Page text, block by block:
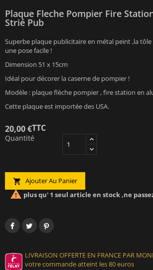
Plaque Fleche Pompier Fire
Strié Pub
Superbe plaque publicitaire en métal peint ,la
une pose facile !
Dimension 51 x 15cm
Idéal pour décorer la caserne de pompier !
Modèle : plaque flèche pompier , fire station en
Cette plaque est importée des USA.
20,00 €TTC
Quantité
 Ajouter Au Panier
 plus qu' 1 seul article en stock ,ne
LIVRAISON OFFERTE EN FRANCE PAR
votre commande atteint les 80 euros